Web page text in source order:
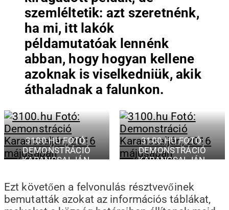
szemléltetik: azt szeretnénk,
ha mi, itt lakók
példamutatóak lennénk
abban, hogy hogyan kellene
azoknak is viselkedniük, akik
áthaladnak a falunkon.
3100.HU FOTÓ:
DEMONSTRÁCIÓ
KARANCSALJÁN,
3100.HU FOTÓ:
DEMONSTRÁCIÓ
KARANCSALJÁN,
Ezt követően a felvonulás résztvevőinek
bemutatták azokat az információs táblákat,